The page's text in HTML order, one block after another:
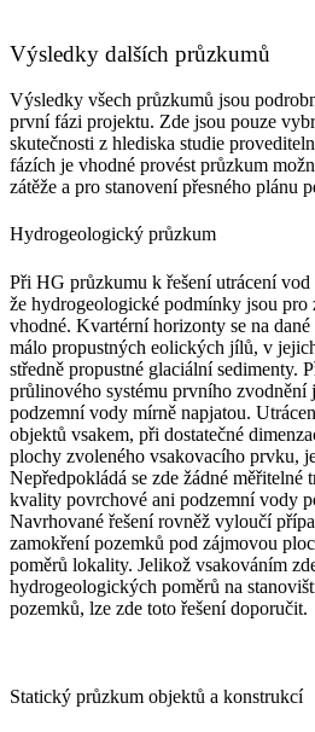
Výsledky dalších průzkumů
Výsledky všech průzkumů jsou
první fázi projektu. Zde jsou pouze
skutečnosti z hlediska studie
fázích je vhodné provést průzkum
zátěže a pro stanovení přesného plánu
Hydrogeologický průzkum
Při HG průzkumu k řešení utrácení
že hydrogeologické podmínky jsou pro
vhodné. Kvartérní horizonty se na
málo propustných eolických jílů, v
středně propustné glaciální sedimenty.
průlinového systému prvního zvodnění
podzemní vody mírně napjatou.
objektů vsakem, při dostatečné
plochy zvoleného vsakovacího prvku,
Nepředpokládá se zde žádné
kvality povrchové ani podzemní vody
Navrhované řešení rovněž vyloučí
zamokření pozemků pod zájmovou
poměrů lokality. Jelikož vsakováním
hydrogeologických poměrů na
pozemků, lze zde toto řešení doporučit.
Statický průzkum objektů a konstrukcí